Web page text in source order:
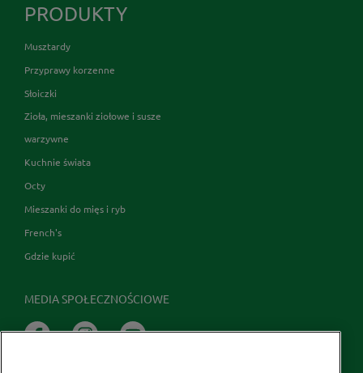
PRODUKTY
Musztardy
Przyprawy korzenne
Słoiczki
Zioła, mieszanki ziołowe i susze
warzywne
Kuchnie świata
Octy
Mieszanki do mięs i ryb
French's
Gdzie kupić
MEDIA SPOŁECZNOŚCIOWE